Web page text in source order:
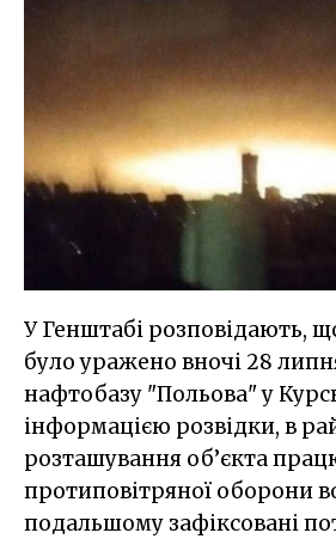
У Генштабі розповідають,
було уражено вночі 28
нафтобазу "Польова" у
інформацією розвідки, в
розташування об’єкта
протиповітряної оборони
подальшому зафіксовані